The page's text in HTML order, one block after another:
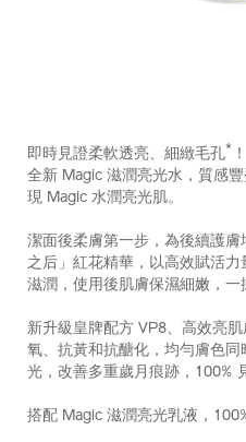
10121044101_hk.html
編
號：
10121044101_hk
即時見證柔軟透亮、細緻毛孔*
！
全新 Magic 滋潤亮光水，質感
現 Magic 水潤亮光肌。
潔面後柔膚第一步，為後續護
之后」紅花精華，以高效賦活
滋潤，使用後肌膚保濕細嫩，一
新升級皇牌配方 VP8、高效亮
氧、抗黃和抗醣化，均勻膚色
光，改善多重歲月痕跡，100%
搭配 Magic 滋潤亮光乳液，